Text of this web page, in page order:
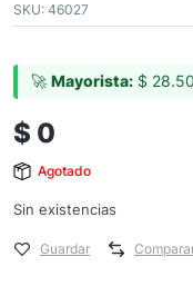
SKU: 46027
🚀 Mayorista: $
$ 0
Agotado
Sin existencias
Guardar